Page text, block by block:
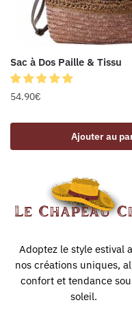
Sac à Dos Paille & Tissu
54.90€
Ajouter au
Adoptez le style estival
nos créations uniques,
confort et tendance
soleil.